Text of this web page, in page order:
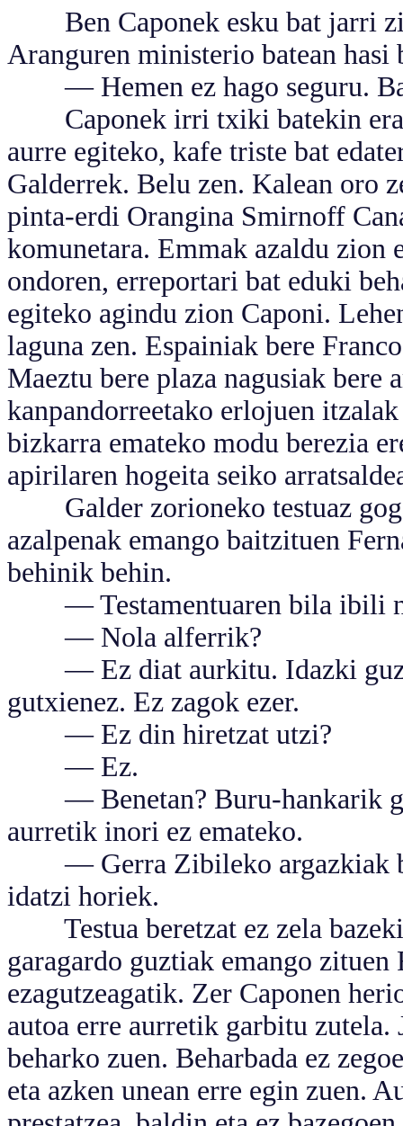
Ben Caponek esku bat jarri
Aranguren ministerio batean hasi
— Hemen ez hago seguru.
Caponek irri txiki batekin
aurre egiteko, kafe triste bat
Galderrek. Belu zen. Kalean oro
pinta-erdi Orangina Smirnoff
komunetara. Emmak azaldu
ondoren, erreportari bat eduki
egiteko agindu zion Caponi.
laguna zen. Espainiak bere
Maeztu bere plaza nagusiak bere
kanpandorreetako erlojuen
bizkarra emateko modu berezia
apirilaren hogeita seiko
Galder zorioneko testuaz
azalpenak emango baitzituen
behinik behin.
— Testamentuaren bila ibili
— Nola alferrik?
— Ez diat aurkitu. Idazki
gutxienez. Ez zagok ezer.
— Ez din hiretzat utzi?
— Ez.
— Benetan? Buru-hankarik
aurretik inori ez emateko.
— Gerra Zibileko argazkiak
idatzi horiek.
Testua beretzat ez zela
garagardo guztiak emango
ezagutzeagatik. Zer Caponen
autoa erre aurretik garbitu
beharko zuen. Beharbada ez
eta azken unean erre egin zuen.